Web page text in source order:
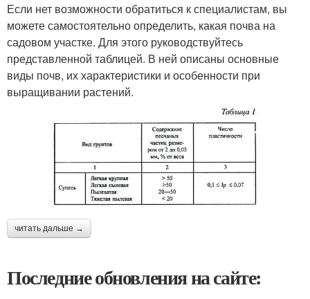
Если нет возможности обратиться к специалистам, вы
можете самостоятельно определить, какая почва на
садовом участке. Для этого руководствуйтесь
представленной таблицей. В ней описаны основные
виды почв, их характеристики и особенности при
выращивании растений.
читать дальше →
Последние обновления на сайте: